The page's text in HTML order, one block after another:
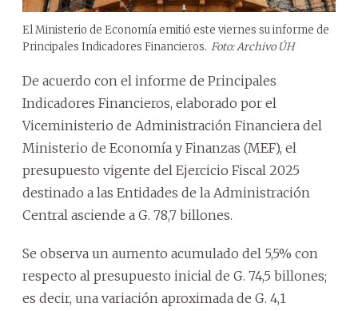
El Ministerio de Economía emitió este viernes su informe de
Principales Indicadores Financieros. Foto: Archivo ÚH
De acuerdo con el informe de Principales
Indicadores Financieros, elaborado por el
Viceministerio de Administración Financiera del
Ministerio de Economía y Finanzas (MEF), el
presupuesto vigente del Ejercicio Fiscal 2025
destinado a las Entidades de la Administración
Central asciende a G. 78,7 billones.
Se observa un aumento acumulado del 5,5% con
respecto al presupuesto inicial de G. 74,5 billones;
es decir, una variación aproximada de G. 4,1